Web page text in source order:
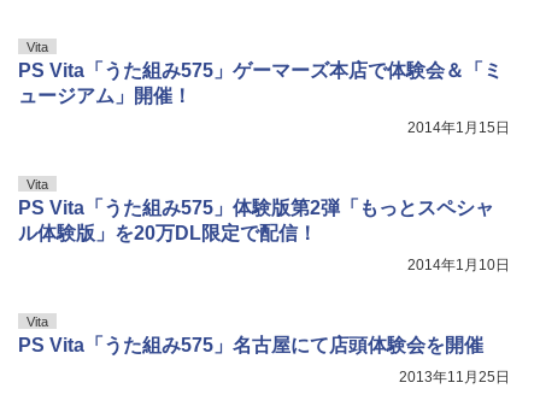
Vita
PS Vita「うた組み575」ゲーマーズ本店で体験会＆「ミ
ュージアム」開催！
2014年1月15日
Vita
PS Vita「うた組み575」体験版第2弾「もっとスペシャ
ル体験版」を20万DL限定で配信！
2014年1月10日
Vita
PS Vita「うた組み575」名古屋にて店頭体験会を開催
2013年11月25日